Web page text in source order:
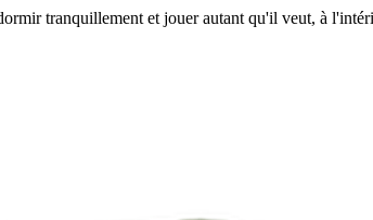
tranquillement et jouer autant qu'il veut, à